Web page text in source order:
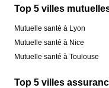
Top 5 villes
Mutuelle santé à Lyon
Mutuelle santé à Nice
Mutuelle santé à Toulouse
Top 5 villes